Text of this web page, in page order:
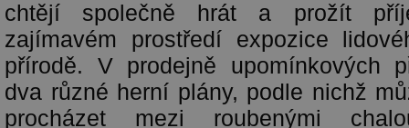
chtějí společně hrát a prožít
zajímavém prostředí expozice
přírodě. V prodejně upomínkových
dva různé herní plány, podle nichž
procházet mezi roubenými